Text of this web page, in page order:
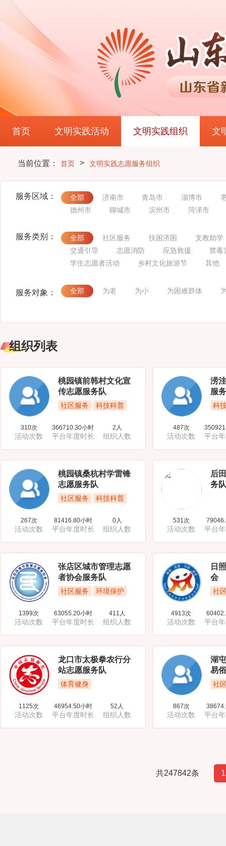
首页 文明实践活动 文明实践组织 文
当前位置： 首页 > 文明实践志愿服务组织
服务区域： 全部 济南市 青岛市 淄博市
德州市
聊城市 滨州市 菏泽市
服务类别： 全部 社区服务 扶困济困
支教助学
交通引导
志愿消防 应急救援
禁毒
学生志愿者活动
乡村文化旅游节 其他
服务对象： 全部 为老 为小 为困难群体
组织列表
桃园镇前韩村文化宣
传志愿服务队
社区服务 科技科普
310次
活动次数
366710.30小时
平台年度时长
2人
组织人数
涝
服
科
487次
活动次数 平台
桃园镇桑杭村学雷锋
志愿服务队
社区服务 科技科普
267次
活动次数
81416.80小时
平台年度时长
0人
组织人数
后
务队
531次
活动次数 平台
张店区城市管理志愿
者协会服务队
社区服务 环境保护
1399次
活动次数
63055.20小时
平台年度时长
411人
组织人数
日
会
社
4913次
活动次数 平台
龙口市太极拳农行分
站志愿服务队
体育健身
1125次
活动次数
46954.50小时
平台年度时长
52人
组织人数
湖
易
社
867次
活动次数 平台
共247842条 1